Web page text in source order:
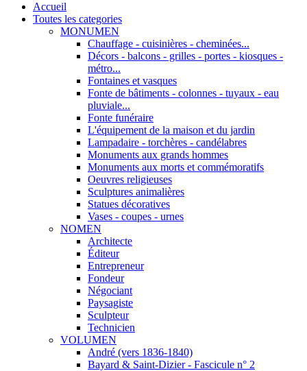
Accueil
Toutes les categories
MONUMEN
Chauffage - cuisinières - cheminées...
Décors - balcons - grilles - portes - kiosques -
métro...
Fontaines et vasques
Fonte de bâtiments - colonnes - tuyaux - eau
pluviale...
Fonte funéraire
L'équipement de la maison et du jardin
Lampadaire - torchères - candélabres
Monuments aux grands hommes
Monuments aux morts et commémoratifs
Oeuvres religieuses
Sculptures animalières
Statues décoratives
Vases - coupes - urnes
NOMEN
Architecte
Éditeur
Entrepreneur
Fondeur
Négociant
Paysagiste
Sculpteur
Technicien
VOLUMEN
André (vers 1836-1840)
Bayard & Saint-Dizier - Fascicule n° 2